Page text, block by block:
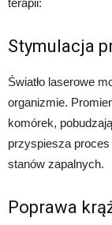
terapii:
Stymulacja
Światło laserowe
organizmie.
komórek,
przyspiesza
stanów zapalnych.
Poprawa